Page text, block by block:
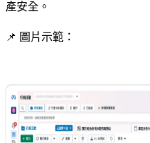
產安全。
📌 圖片示範：